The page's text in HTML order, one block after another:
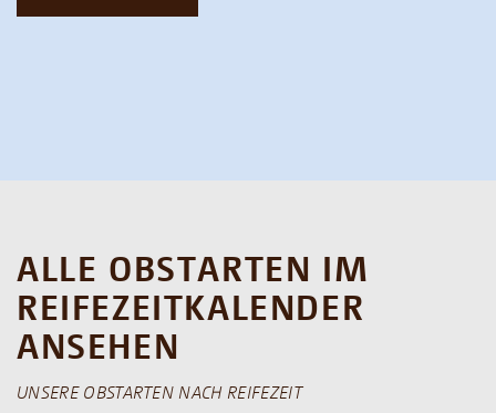
ALLE OBSTARTEN IM
REIFEZEITKALENDER
ANSEHEN
UNSERE OBSTARTEN NACH REIFEZEIT